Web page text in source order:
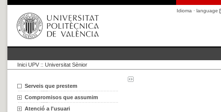
Idioma · language
Inici UPV :: Universitat Sènior
Serveis que prestem
Compromisos que assumim
Atenció a l'usuari